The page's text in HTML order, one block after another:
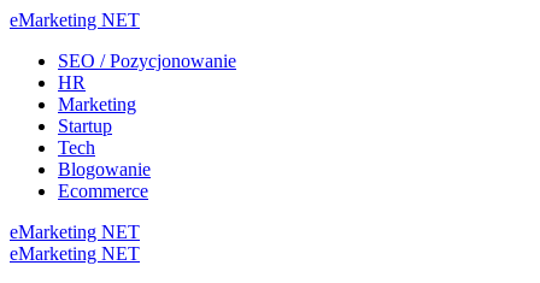
eMarketing NET
SEO / Pozycjonowanie
HR
Marketing
Startup
Tech
Blogowanie
Ecommerce
eMarketing NET
eMarketing NET